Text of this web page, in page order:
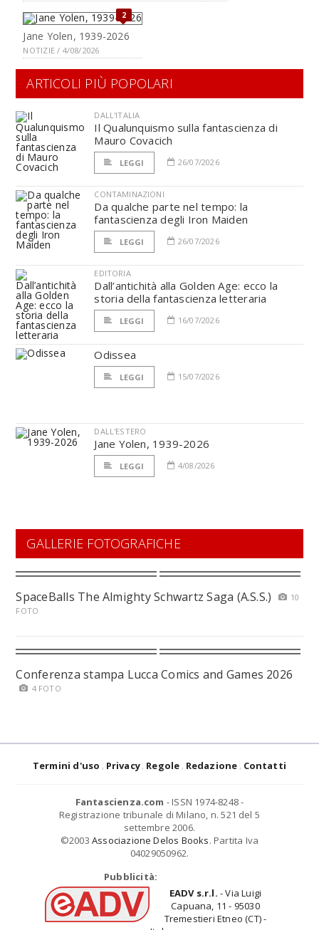
2
Jane Yolen, 1939-2026
NOTIZIE / 4/08/2026
ARTICOLI PIÙ POPOLARI
DALL'ITALIA
Il Qualunquismo sulla fantascienza di
Mauro Covacich
LEGGI 26/07/2026
CONTAMINAZIONI
Da qualche parte nel tempo: la
fantascienza degli Iron Maiden
LEGGI 26/07/2026
EDITORIA
Dall’antichità alla Golden Age: ecco la
storia della fantascienza letteraria
LEGGI 16/07/2026
Odissea
LEGGI 15/07/2026
DALL'ESTERO
Jane Yolen, 1939-2026
LEGGI 4/08/2026
GALLERIE FOTOGRAFICHE
SpaceBalls The Almighty Schwartz Saga (A.S.S.)
10
FOTO
Conferenza stampa Lucca Comics and Games 2026
4 FOTO
Termini d'uso Privacy Regole Redazione Contatti
Fantascienza.com - ISSN 1974-8248 -
Registrazione tribunale di Milano, n. 521 del 5
settembre 2006.
©2003 Associazione Delos Books. Partita Iva
04029050962.
Pubblicità:
EADV s.r.l. - Via Luigi
Capuana, 11 - 95030
Tremestieri Etneo (CT) -